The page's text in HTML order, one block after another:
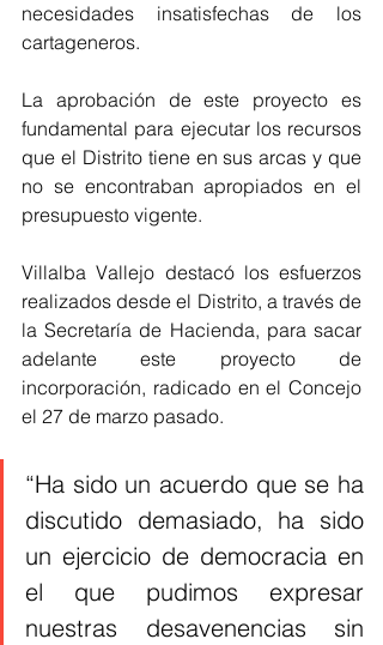
necesidades insatisfechas de los
cartageneros.
La aprobación de este proyecto es
fundamental para ejecutar los recursos
que el Distrito tiene en sus arcas y que
no se encontraban apropiados en el
presupuesto vigente.
Villalba Vallejo destacó los esfuerzos
realizados desde el Distrito, a través de
la Secretaría de Hacienda, para sacar
adelante este proyecto de
incorporación, radicado en el Concejo
el 27 de marzo pasado.
“Ha sido un acuerdo que se ha
discutido demasiado, ha sido
un ejercicio de democracia en
el que pudimos expresar
nuestras desavenencias sin